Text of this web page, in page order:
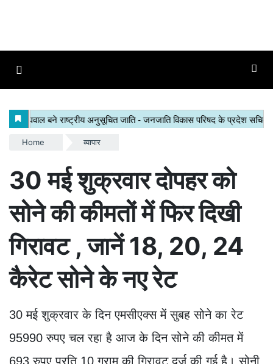
Home व्यापार
30 मई शुक्रवार दोपहर को
सोने की कीमतों में फिर दिखी
गिरावट , जानें 18, 20, 24
कैरेट सोने के नए रेट
30 मई शुक्रवार के दिन एमसीएक्स में सुबह सोने का रेट
95990 रुपए चल रहा है आज के दिन सोने की कीमत में
693 रुपए प्रति 10 ग्राम की गिरावट दर्ज की गई है। सोनी
ने अब तक 95218 रुपए प्रति 10 ग्राम पहुंचकर लो का